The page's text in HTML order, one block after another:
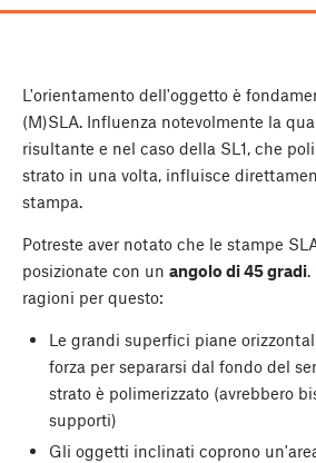
L'orientamento dell'oggetto è
(M)SLA. Influenza notevolmente la
risultante e nel caso della SL1, che
strato in una volta, influisce
stampa.
Potreste aver notato che le stampe
posizionate con un angolo di 45 gradi.
ragioni per questo:
Le grandi superfici piane
forza per separarsi dal fondo del
strato è polimerizzato (avrebbero
supporti)
Gli oggetti inclinati coprono